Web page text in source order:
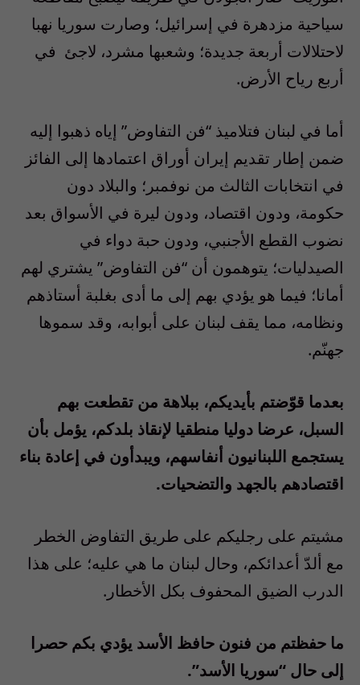
سياحية مزدهرة في إسرائيل؛ وصارت سوريا نهبا
لاحتلالات أربعة جديدة؛ وشعبها مشرد، لاجئ في
أربع رياح الأرض.
أما في لبنان فتلاميذ “فن التفاوض” إياه ذهبوا إليه
ضمن إطار تقديم إيران أوراق اعتمادها إلى الفائز
في انتخابات الثالث من نوفمبر؛ والبلاد دون
حكومة، ودون اقتصاد، ودون ليرة في الأسواق بعد
نضوب القطع الأجنبي، ودون حبة دواء في
الصيدليات؛ يتوهمون أن “فن التفاوض” يشتري لهم
أمانا؛ فيما هو يؤدي بهم إلى ما أدى بغلبة أستاذهم
ونظامه، مما يقف لبنان على أبوابه، وقد سموها
جهنّم.
بعدما قوّضتم بأيديكم، ببلاهة من تقطعت بهم
السبل، عرضا دوليا منطقيا لإنقاذ بلدكم، يؤمل بأن
يستجمع اللبنانيون أنفاسهم، ويبدأون في إعادة بناء
اقتصادهم بالجهد والتضحيات.
مشيتم على رجليكم على طريق التفاوض الخطر
مع ألدّ أعدائكم، وحال لبنان ما هي عليه؛ على هذا
الدرب الضيق المحفوف بكل الأخطار.
ما حفظتم من فنون حافظ الأسد يؤدي بكم حصرا
إلى حال “سوريا الأسد”.